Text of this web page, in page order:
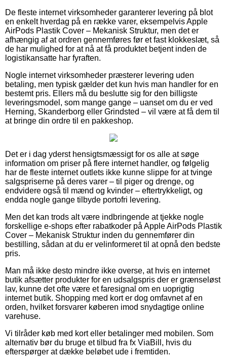
De fleste internet virksomheder garanterer levering på blot
en enkelt hverdag på en række varer, eksempelvis Apple
AirPods Plastik Cover – Mekanisk Struktur, men det er
afhængig af at ordren gennemføres før et fast klokkeslæt, så
de har mulighed for at nå at få produktet betjent inden de
logistikansatte har fyraften.
Nogle internet virksomheder præsterer levering uden
betaling, men typisk gælder det kun hvis man handler for en
bestemt pris. Ellers må du beslutte sig for den billigste
leveringsmodel, som mange gange – uanset om du er ved
Herning, Skanderborg eller Grindsted – vil være at få dem til
at bringe din ordre til en pakkeshop.
Det er i dag yderst hensigtsmæssigt for os alle at søge
information om priser på flere internet handler, og følgelig
har de fleste internet outlets ikke kunne slippe for at tvinge
salgspriserne på deres varer – til piger og drenge, og
endvidere også til mænd og kvinder – eftertrykkeligt, og
endda nogle gange tilbyde portofri levering.
Men det kan trods alt være indbringende at tjekke nogle
forskellige e-shops efter rabatkoder på Apple AirPods Plastik
Cover – Mekanisk Struktur inden du gennemfører din
bestilling, sådan at du er velinformeret til at opnå den bedste
pris.
Man må ikke desto mindre ikke overse, at hvis en internet
butik afsætter produkter for en udsalgspris der er grænseløst
lav, kunne det ofte være et faresignal om en uoprigtig
internet butik. Shopping med kort er dog omfavnet af en
orden, hvilket forsvarer køberen imod snydagtige online
varehuse.
Vi tilråder køb med kort eller betalinger med mobilen. Som
alternativ bør du bruge et tilbud fra fx ViaBill, hvis du
efterspørger at dække beløbet ude i fremtiden.